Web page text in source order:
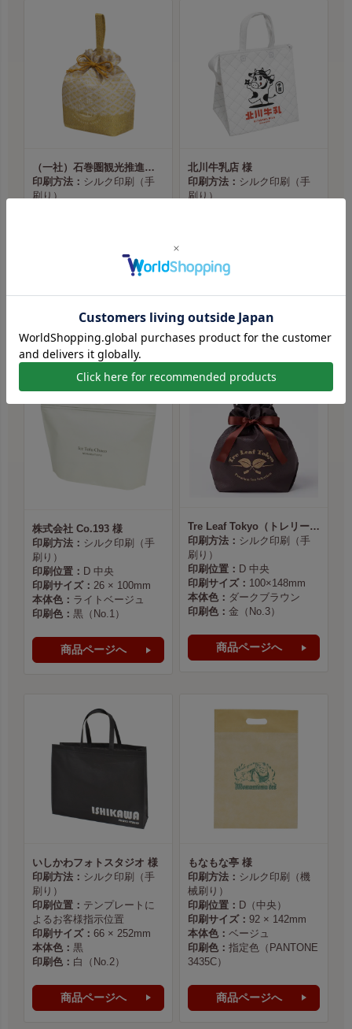
（一社）石巻圏観光推進機構様
印刷方法： シルク印刷（手
刷り）
白（No.2）
北川牛乳店 様
印刷方法： シルク印刷（手
刷り）
印刷色：黒（No.1）・朱
商品ページへ
株式会社 Co.193 様
印刷方法： シルク印刷（手
刷り）
印刷位置： D 中央
印刷サイズ： 26 × 100mm
本体色： ライトベージュ
印刷色： 黒（No.1）
商品ページへ
Tre Leaf Tokyo（トレリーフ東京） 様
印刷方法： シルク印刷（手
刷り）
印刷位置： D 中央
印刷サイズ： 100×148mm
本体色： ダークブラウン
印刷色： 金（No.3）
商品ページへ
いしかわフォトスタジオ 様
印刷方法： シルク印刷（手
刷り）
印刷位置： テンプレートに
よるお客様指示位置
印刷サイズ： 66 × 252mm
本体色： 黒
印刷色： 白（No.2）
商品ページへ
もなもな亭 様
印刷方法： シルク印刷（機
械刷り）
印刷位置： D（中央）
印刷サイズ： 92 × 142mm
本体色： ベージュ
印刷色： 指定色（PANTONE
3435C）
商品ページへ